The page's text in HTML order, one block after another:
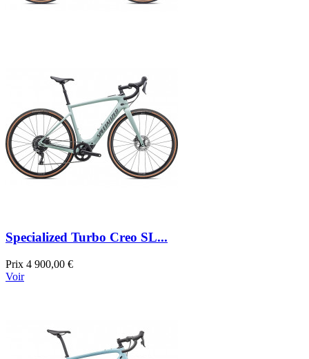
Specialized Turbo Creo SL...
Prix 4 900,00 €
Voir